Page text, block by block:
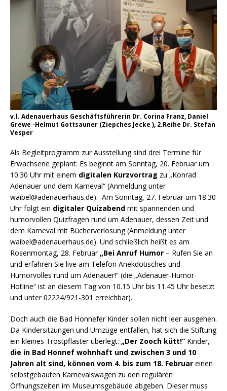
v.l. Adenauerhaus Geschäftsführerin Dr. Corina Franz, Daniel
Grewe -Helmut Gottsauner (Ziepches Jecke ), 2.Reihe Dr. Stefan
Vesper
Als Begleitprogramm zur Ausstellung sind drei Termine für
Erwachsene geplant: Es beginnt am Sonntag, 20. Februar um
10.30 Uhr mit einem digitalen Kurzvortrag zu „Konrad
Adenauer und dem Karneval“ (Anmeldung unter
waibel@adenauerhaus.de). Am Sonntag, 27. Februar um 18.30
Uhr folgt ein digitaler Quizabend mit spannenden und
humorvollen Quizfragen rund um Adenauer, dessen Zeit und
dem Karneval mit Bücherverlosung (Anmeldung unter
waibel@adenauerhaus.de). Und schließlich heißt es am
Rosenmontag, 28. Februar „Bei Anruf Humor – Rufen Sie an
und erfahren Sie live am Telefon Anekdotisches und
Humorvolles rund um Adenauer!“ (die „Adenauer-Humor-
Hotline“ ist an diesem Tag von 10.15 Uhr bis 11.45 Uhr besetzt
und unter 02224/921-301 erreichbar).
Doch auch die Bad Honnefer Kinder sollen nicht leer ausgehen.
Da Kindersitzungen und Umzüge entfallen, hat sich die Stiftung
ein kleines Trostpflaster überlegt: „Der Zooch kütt!“ Kinder,
die in Bad Honnef wohnhaft und zwischen 3 und 10
Jahren alt sind, können vom 4. bis zum 18. Februar einen
selbstgebauten Karnevalswagen zu den regulären
Öffnungszeiten im Museumsgebäude abgeben. Dieser muss